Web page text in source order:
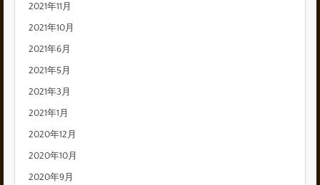
2021年11月
2021年10月
2021年6月
2021年5月
2021年3月
2021年1月
2020年12月
2020年10月
2020年9月